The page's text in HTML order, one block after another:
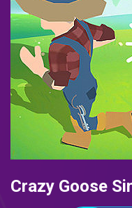
Crazy Goose